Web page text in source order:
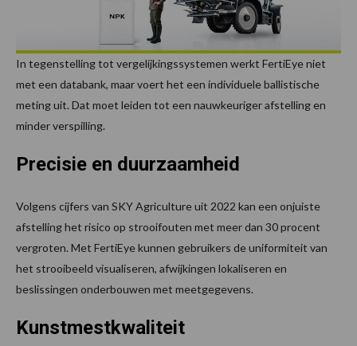
In tegenstelling tot vergelijkingssystemen werkt FertiEye niet
met een databank, maar voert het een individuele ballistische
meting uit. Dat moet leiden tot een nauwkeuriger afstelling en
minder verspilling.
Precisie en duurzaamheid
Volgens cijfers van SKY Agriculture uit 2022 kan een onjuiste
afstelling het risico op strooifouten met meer dan 30 procent
vergroten. Met FertiEye kunnen gebruikers de uniformiteit van
het strooibeeld visualiseren, afwijkingen lokaliseren en
beslissingen onderbouwen met meetgegevens.
Kunstmestkwaliteit